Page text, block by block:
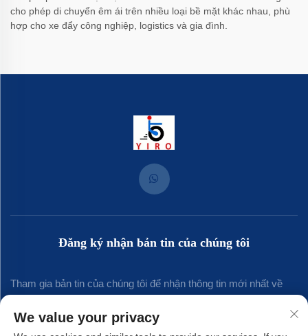
cho phép di chuyển êm ái trên nhiều loại bề mặt khác nhau, phù
hợp cho xe đẩy công nghiệp, logistics và gia đình.
Đăng ký nhận bản tin của chúng tôi
Tham gia bản tin của chúng tôi để nhận thông tin mới nhất về
We value your privacy